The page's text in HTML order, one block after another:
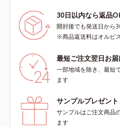
30日以内なら返品
開封後でも発送日から
※商品返送料はオルビ
最短ご注文翌日お
一部地域を除き、最短
ます
サンプルプレゼント
サンプルはご注文商品
ます